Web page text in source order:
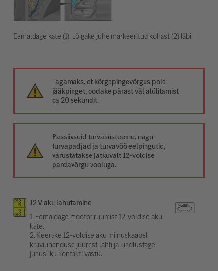
Eemaldage kate (1). Lõigake juhe markeeritud kohast (2) läbi.
Tagamaks, et kõrgepingevõrgus pole
jääkpinget, oodake pärast väljalülitamist
ca 20 sekundit.
Passiivseid turvasüsteeme, nagu
turvapadjad ja turvavöö eelpingutid,
varustatakse jätkuvalt 12-voldise
pardavõrgu vooluga.
12 V aku lahutamine
1. Eemaldage mootoriruumist 12-voldise aku
kate.
2. Keerake 12-voldise aku miinuskaabel
kruviühenduse juurest lahti ja kindlustage
juhusliku kontakti vastu.